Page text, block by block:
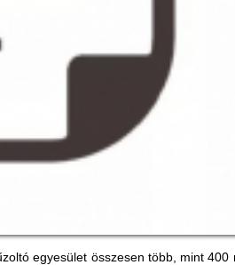
egyesület összesen több, mint 400